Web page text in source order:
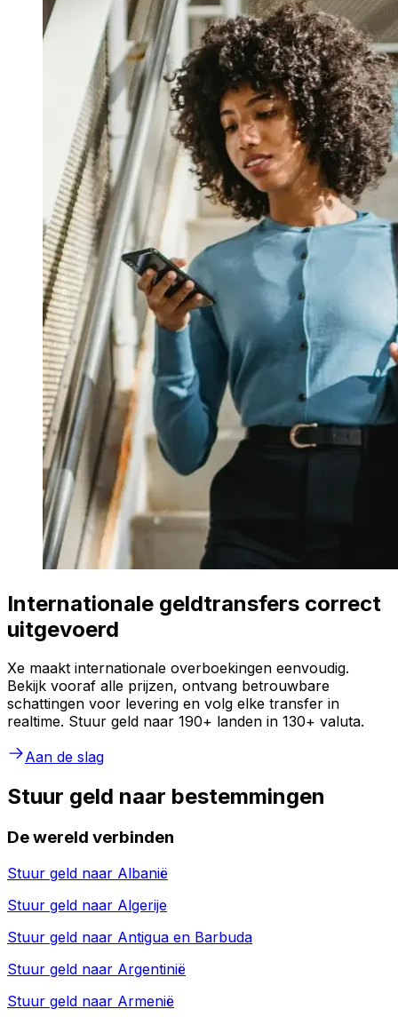
Internationale geldtransfers correct
uitgevoerd
Xe maakt internationale overboekingen eenvoudig.
Bekijk vooraf alle prijzen, ontvang betrouwbare
schattingen voor levering en volg elke transfer in
realtime. Stuur geld naar 190+ landen in 130+ valuta.
Aan de slag
Stuur geld naar bestemmingen
De wereld verbinden
Stuur geld naar Albanië
Stuur geld naar Algerije
Stuur geld naar Antigua en Barbuda
Stuur geld naar Argentinië
Stuur geld naar Armenië